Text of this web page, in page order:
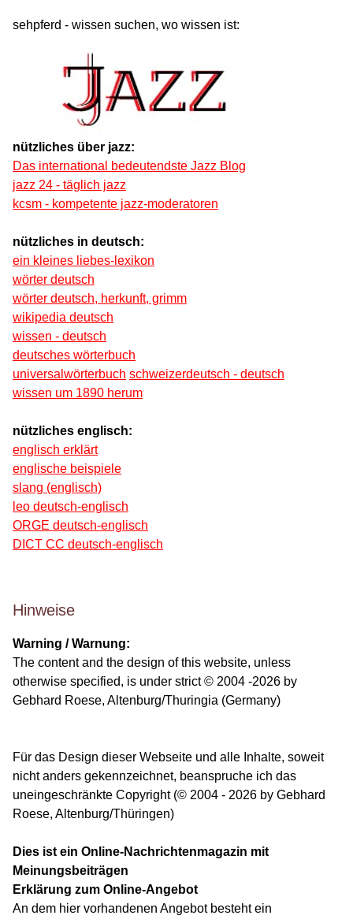
sehpferd - wissen suchen, wo wissen ist:
nützliches über jazz:
Das international bedeutendste Jazz Blog
jazz 24 - täglich jazz
kcsm - kompetente jazz-moderatoren
nützliches in deutsch:
ein kleines liebes-lexikon
wörter deutsch
wörter deutsch, herkunft, grimm
wikipedia deutsch
wissen - deutsch
deutsches wörterbuch
universalwörterbuch schweizerdeutsch - deutsch
wissen um 1890 herum
nützliches englisch:
englisch erklärt
englische beispiele
slang (englisch)
leo deutsch-englisch
ORGE deutsch-englisch
DICT CC deutsch-englisch
Hinweise
Warning / Warnung:
The content and the design of this website, unless
otherwise specified, is under strict © 2004 -2026 by
Gebhard Roese, Altenburg/Thuringia (Germany)
Für das Design dieser Webseite und alle Inhalte, soweit
nicht anders gekennzeichnet, beanspruche ich das
uneingeschränkte Copyright (© 2004 - 2026 by Gebhard
Roese, Altenburg/Thüringen)
Dies ist ein Online-Nachrichtenmagazin mit
Meinungsbeiträgen
Erklärung zum Online-Angebot
An dem hier vorhandenen Angebot besteht ein